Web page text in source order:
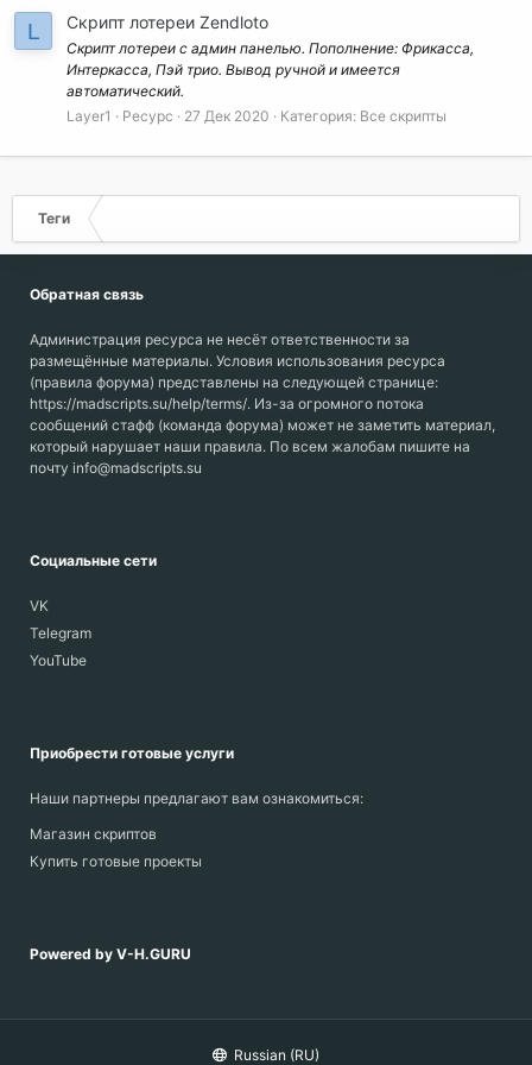
L Скрипт лотереи Zendloto
Скрипт лотереи с админ панелью. Пополнение: Фрикасса,
Интеркасса, Пэй трио. Вывод ручной и имеется
автоматический.
Layer1
Ресурс 27 Дек 2020 Категория: Все скрипты
Теги
Обратная связь
Администрация ресурса не несёт ответственности за
размещённые материалы. Условия использования ресурса
(правила форума) представлены на следующей странице:
https://madscripts.su/help/terms/. Из-за огромного потока
сообщений стафф (команда форума) может не заметить материал,
который нарушает наши правила. По всем жалобам пишите на
почту info@madscripts.su
Социальные сети
VK
Telegram
YouTube
Приобрести готовые услуги
Наши партнеры предлагают вам ознакомиться:
Магазин скриптов
Купить готовые проекты
Powered by V-H.GURU
Russian (RU)